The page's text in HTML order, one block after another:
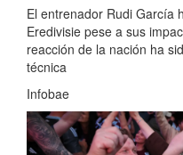
El entrenador Rudi García
Eredivisie pese a sus
reacción de la nación ha
técnica
Infobae